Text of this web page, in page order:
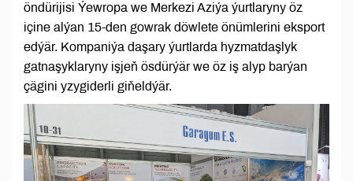
öndürijisi Ýewropa we Merkezi Aziýa ýurtlaryny öz
içine alýan 15-den gowrak döwlete önümlerini eksport
edýär. Kompaniýa daşary ýurtlarda hyzmatdaşlyk
gatnaşyklaryny işjeň ösdürýär we öz iş alyp barýan
çägini yzygiderli giňeldýär.